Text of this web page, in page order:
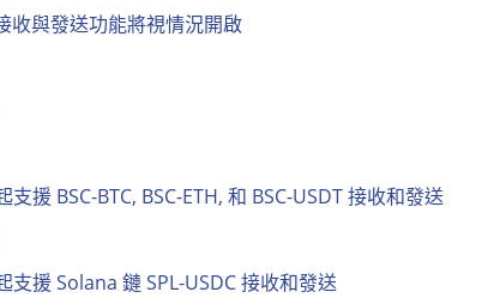
收與發送功能將視情況開啟
援 BSC-BTC, BSC-ETH, 和 BSC-USDT 接收和發送
援 Solana 鏈 SPL-USDC 接收和發送